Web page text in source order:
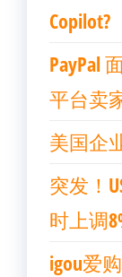
Copilot?
PayPal
平台卖
美国企
突发！
时上调
igou爱